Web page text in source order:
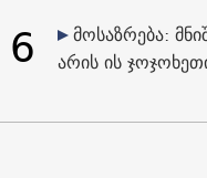
6
მოსაზრება:
არის ის